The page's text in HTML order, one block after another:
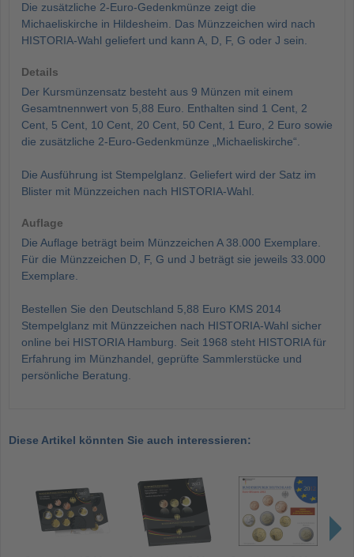
Die zusätzliche 2-Euro-Gedenkmünze zeigt die
Michaeliskirche in Hildesheim. Das Münzzeichen wird nach
HISTORIA-Wahl geliefert und kann A, D, F, G oder J sein.
Details
Der Kursmünzensatz besteht aus 9 Münzen mit einem
Gesamtnennwert von 5,88 Euro. Enthalten sind 1 Cent, 2
Cent, 5 Cent, 10 Cent, 20 Cent, 50 Cent, 1 Euro, 2 Euro sowie
die zusätzliche 2-Euro-Gedenkmünze „Michaeliskirche“.
Die Ausführung ist Stempelglanz. Geliefert wird der Satz im
Blister mit Münzzeichen nach HISTORIA-Wahl.
Auflage
Die Auflage beträgt beim Münzzeichen A 38.000 Exemplare.
Für die Münzzeichen D, F, G und J beträgt sie jeweils 33.000
Exemplare.
Bestellen Sie den Deutschland 5,88 Euro KMS 2014
Stempelglanz mit Münzzeichen nach HISTORIA-Wahl sicher
online bei HISTORIA Hamburg. Seit 1968 steht HISTORIA für
Erfahrung im Münzhandel, geprüfte Sammlerstücke und
persönliche Beratung.
Diese Artikel könnten Sie auch interessieren: